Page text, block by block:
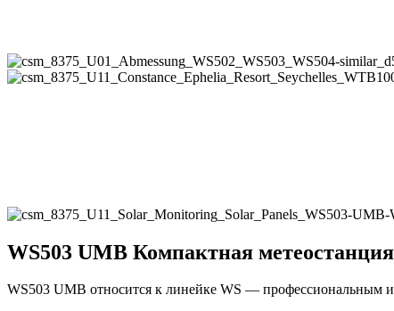
WS503 UMB Компактная метеостанция
WS503 UMB относится к линейке WS — профессиональным